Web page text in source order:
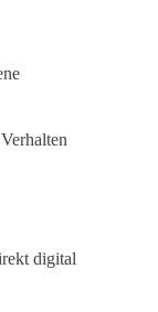
digital